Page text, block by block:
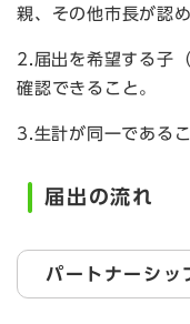
親、その他市長が認
2.届出を希望する子
確認できること。
3.生計が同一である
届出の流れ
パートナーシッ